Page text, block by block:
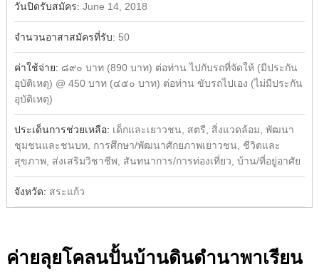
วันปิดรับสมัคร: June 14, 2018
จำนวนอาสาสมัครที่รับ: 50
ค่าใช้จ่าย: ๘๙๐ บาท (890 บาท) ต่อท่าน ไปกับรถที่จัดให้ (มีประกัน
อุบัติเหตุ) @ 450 บาท (๔๕๐ บาท) ต่อท่าน ขับรถไปเอง (ไม่มีประกัน
อุบัติเหตุ)
ประเด็นการช่วยเหลือ: เด็กและเยาวชน, สตรี, สิ่งแวดล้อม, พัฒนา
ชุมชนและชนบท, การศึกษา/พัฒนาศักยภาพเยาวชน, ชีวิตและ
สุขภาพ, ส่งเสริมวิชาชีพ, สันทนาการ/การท่องเที่ยว, บ้าน/ที่อยู่อาศัย
จังหวัด: สระแก้ว
ค่ายลุยโคลนปั้นบ้านดินดำนาพาเรียน